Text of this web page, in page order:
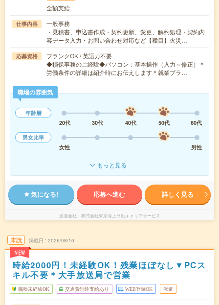
全額支給
仕事内容
一般事務
・見積書、申込書作成・契約更新、変更、解約処理・契約内
容データ入力・お問い合わせ対応など【種目】火災…
応募資格
ブランクOK / 英語力不要
◆損保事務のご経験◆パソコン：基本操作（入力～修正）＊
労働条件の詳細は紹介時にお伝えします＊就業ブラ…
職場の雰囲気
年齢層
20代
30代 40代 50代
60代
男女比率
女性
男性
もっと見る
気になる! 応募へ進む 詳しく見る
派遣会社 株式会社東京海上日動キャリアサービス
未読
NEW
掲載日 2026/08/10
時給2000円！未経験OK！残業ほぼなし▼PCス
キル不要＊大手放送局で営業
職種未経験OK 交通費別途支給あり WEB登録OK 派遣